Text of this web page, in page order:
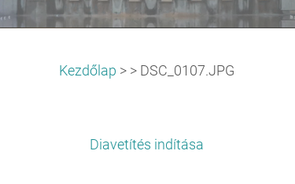
Kezdőlap > > DSC_0107.JPG
Diavetítés indítása